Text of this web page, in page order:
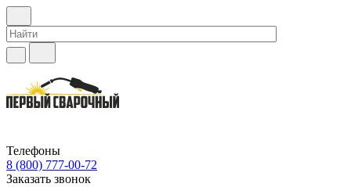
Телефоны
8 (800) 777-00-72
Заказать звонок